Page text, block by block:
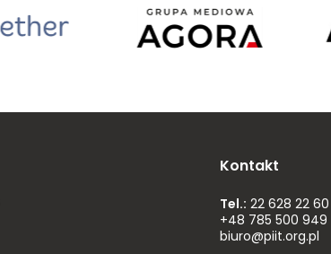
Mariusz
Busiło
Agora
Kontakt
Tel.: 22 628 22 60
+48 785 500 949
biuro@piit.org.pl